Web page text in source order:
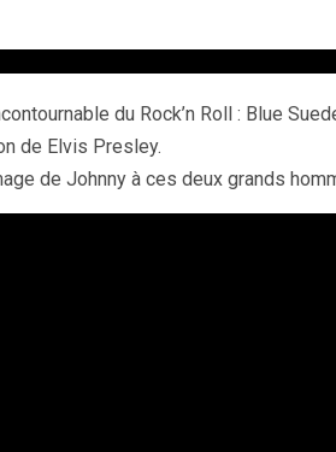
du Rock’n Roll : Blue
de Elvis Presley.
de Johnny à ces deux grands